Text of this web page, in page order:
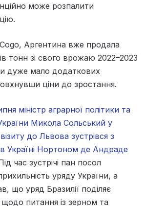
може розпалити
Аргентина вже продала
тонн зі свого врожаю 2022–2023
дуже мало додаткових
ціни до зростання.
міністр аграрної політики та
Микола Сольський у
до Львова зустрівся з
Україні Нортоном де Андраде
час зустрічі пан посол
уряду України, а
що уряд Бразилії поділяє
питання із зерном та